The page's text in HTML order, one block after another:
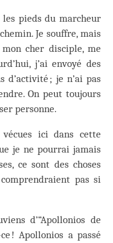
les pieds du marcheur
Je souffre, mais
cher disciple, me
j’ai envoyé des
; je n’ai pas
On peut toujours
personne.
vécues ici dans cette
je ne pourrai jamais
ce sont des choses
pas si
d’“Apollonios de
! Apollonios a passé